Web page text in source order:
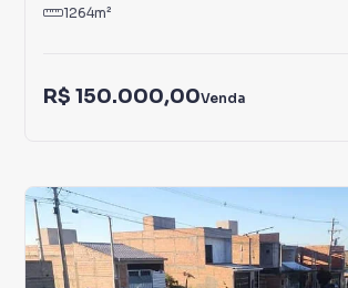
1264m²
R$ 150.000,00Venda